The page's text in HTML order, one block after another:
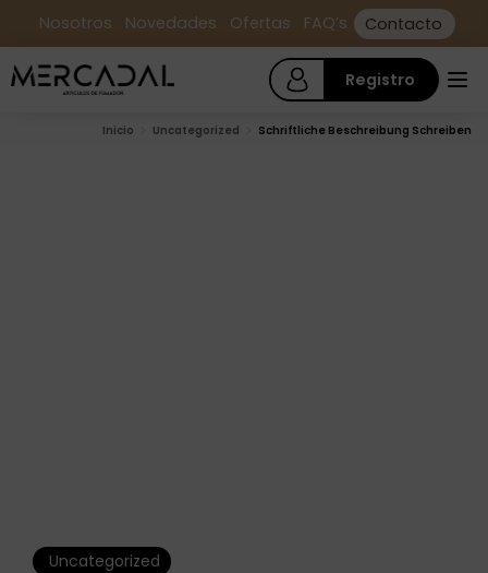
Nosotros Novedades Ofertas FAQ’s Contacto
Registro
Inicio Uncategorized Schriftliche Beschreibung Schreiben
Uncategorized